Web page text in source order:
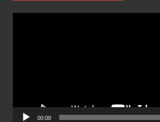
00:00